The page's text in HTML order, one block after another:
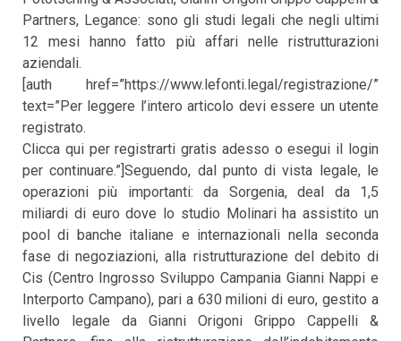
Partners, Legance: sono gli studi legali che negli ultimi
12 mesi hanno fatto più affari nelle ristrutturazioni
aziendali.
[auth href=”https://www.lefonti.legal/registrazione/”
text=”Per leggere l’intero articolo devi essere un utente
registrato.
Clicca qui per registrarti gratis adesso o esegui il login
per continuare.”]Seguendo, dal punto di vista legale, le
operazioni più importanti: da Sorgenia, deal da 1,5
miliardi di euro dove lo studio Molinari ha assistito un
pool di banche italiane e internazionali nella seconda
fase di negoziazioni, alla ristrutturazione del debito di
Cis (Centro Ingrosso Sviluppo Campania Gianni Nappi e
Interporto Campano), pari a 630 milioni di euro, gestito a
livello legale da Gianni Origoni Grippo Cappelli &